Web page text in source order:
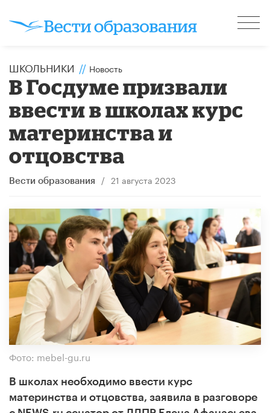
ШКОЛЬНИКИ // Новость
В Госдуме призвали
ввести в школах курс
материнства и
отцовства
Вести образования / 21 августа 2023
Фото: mebel-gu.ru
В школах необходимо ввести курс
материнства и отцовства, заявила в разговоре